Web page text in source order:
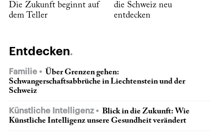
Die Zukunft beginnt auf
dem Teller
die Schweiz neu
entdecken
Entdecken
Familie
Über Grenzen gehen:
Schwangerschaftsabbrüche in Liechtenstein und der
Schweiz
Künstliche Intelligenz
Blick in die Zukunft: Wie
Künstliche Intelligenz unsere Gesundheit verändert